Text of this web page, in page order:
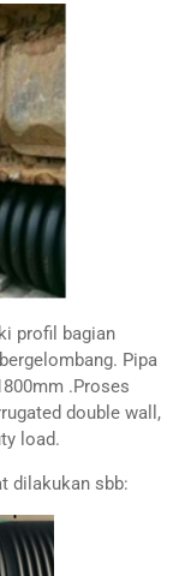
profil bagian
Pipa
.Proses
double wall,
load.
dilakukan sbb: